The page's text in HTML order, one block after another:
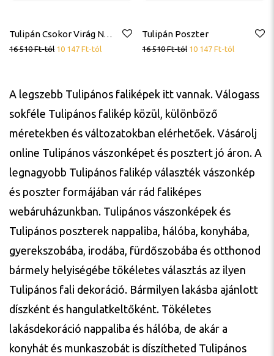
Tulipán Csokor Virág Növény Poszter
16 510Ft-tól 10 147 Ft-tól
Tulipán Poszter
16 510Ft-tól 10 147 Ft-tól
A legszebb Tulipános faliképek itt vannak. Válogass
sokféle Tulipános falikép közül, különböző
méretekben és változatokban elérhetőek. Vásárolj
online Tulipános vászonképet és posztert jó áron. A
legnagyobb Tulipános falikép választék vászonkép
és poszter formájában vár rád faliképes
webáruházunkban. Tulipános vászonképek és
Tulipános poszterek nappaliba, hálóba, konyhába,
gyerekszobába, irodába, fürdőszobába és otthonod
bármely helyiségébe tökéletes választás az ilyen
Tulipános fali dekoráció. Bármilyen lakásba ajánlott
díszként és hangulatkeltőként. Tökéletes
lakásdekoráció nappaliba és hálóba, de akár a
konyhát és munkaszobát is díszítheted Tulipános